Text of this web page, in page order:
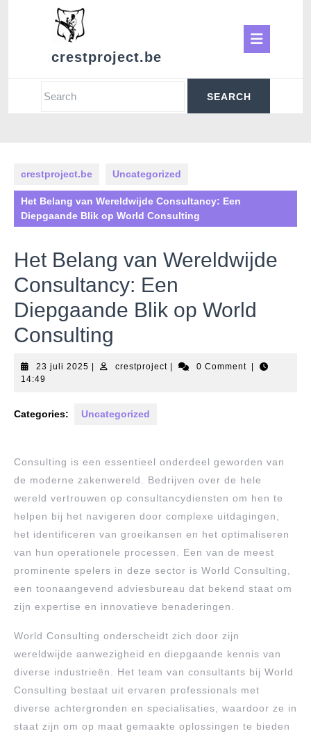
crestproject.be
Search
crestproject.be Uncategorized
Het Belang van Wereldwijde Consultancy: Een
Diepgaande Blik op World Consulting
Het Belang van Wereldwijde
Consultancy: Een
Diepgaande Blik op World
Consulting
23 juli 2025 23
crestprojectcrestproject0 Comment
14:49
Categories: Uncategorized
Consulting is een essentieel onderdeel geworden van
de moderne zakenwereld. Bedrijven over de hele
wereld vertrouwen op consultancydiensten om hen te
helpen bij het navigeren door complexe uitdagingen,
het identificeren van groeikansen en het optimaliseren
van hun operationele processen. Een van de meest
prominente spelers in deze sector is World Consulting,
een toonaangevend adviesbureau dat bekend staat om
zijn expertise en innovatieve benaderingen.
World Consulting onderscheidt zich door zijn
wereldwijde aanwezigheid en diepgaande kennis van
diverse industrieën. Het team van consultants bij World
Consulting bestaat uit ervaren professionals met
diverse achtergronden en specialisaties, waardoor ze in
staat zijn om op maat gemaakte oplossingen te bieden